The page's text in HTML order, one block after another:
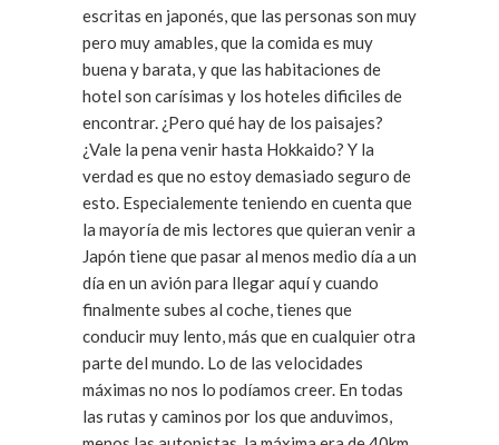
escritas en japonés, que las personas son muy
pero muy amables, que la comida es muy
buena y barata, y que las habitaciones de
hotel son carísimas y los hoteles dificiles de
encontrar. ¿Pero qué hay de los paisajes?
¿Vale la pena venir hasta Hokkaido? Y la
verdad es que no estoy demasiado seguro de
esto. Especialemente teniendo en cuenta que
la mayoría de mis lectores que quieran venir a
Japón tiene que pasar al menos medio día a un
día en un avión para llegar aquí y cuando
finalmente subes al coche, tienes que
conducir muy lento, más que en cualquier otra
parte del mundo. Lo de las velocidades
máximas no nos lo podíamos creer. En todas
las rutas y caminos por los que anduvimos,